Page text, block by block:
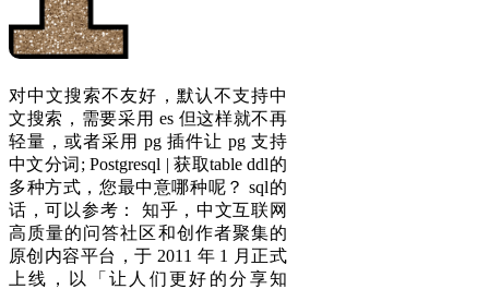
对中文搜索不友好，默认不支持中
文搜索，需要采用 es 但这样就不再
轻量，或者采用 pg 插件让 pg 支持
中文分词; Postgresql | 获取table ddl的
多种方式，您最中意哪种呢？ sql的
话，可以参考： 知乎，中文互联网
高质量的问答社区和创作者聚集的
原创内容平台，于 2011 年 1 月正式
上线，以「让人们更好的分享知